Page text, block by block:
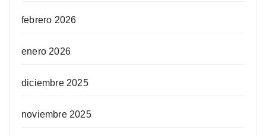
febrero 2026
enero 2026
diciembre 2025
noviembre 2025